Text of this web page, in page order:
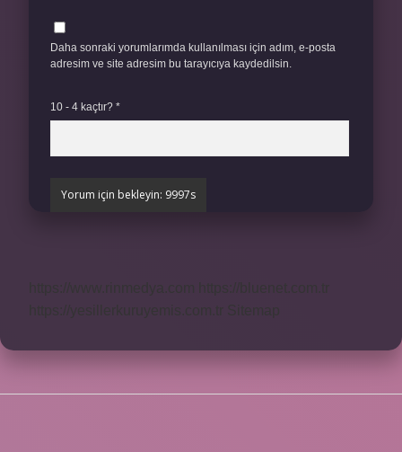
Daha sonraki yorumlarımda kullanılması için adım, e-posta
adresim ve site adresim bu tarayıcıya kaydedilsin.
10 - 4 kaçtır? *